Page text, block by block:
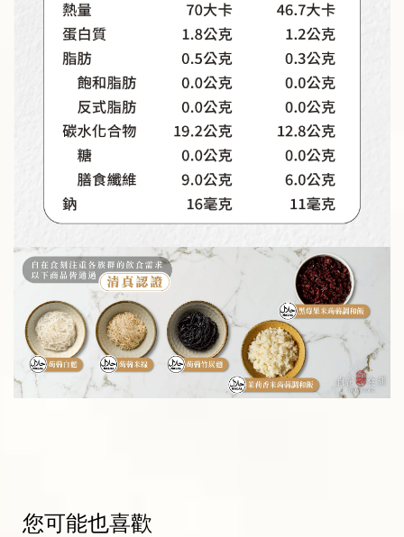
您可能也喜歡